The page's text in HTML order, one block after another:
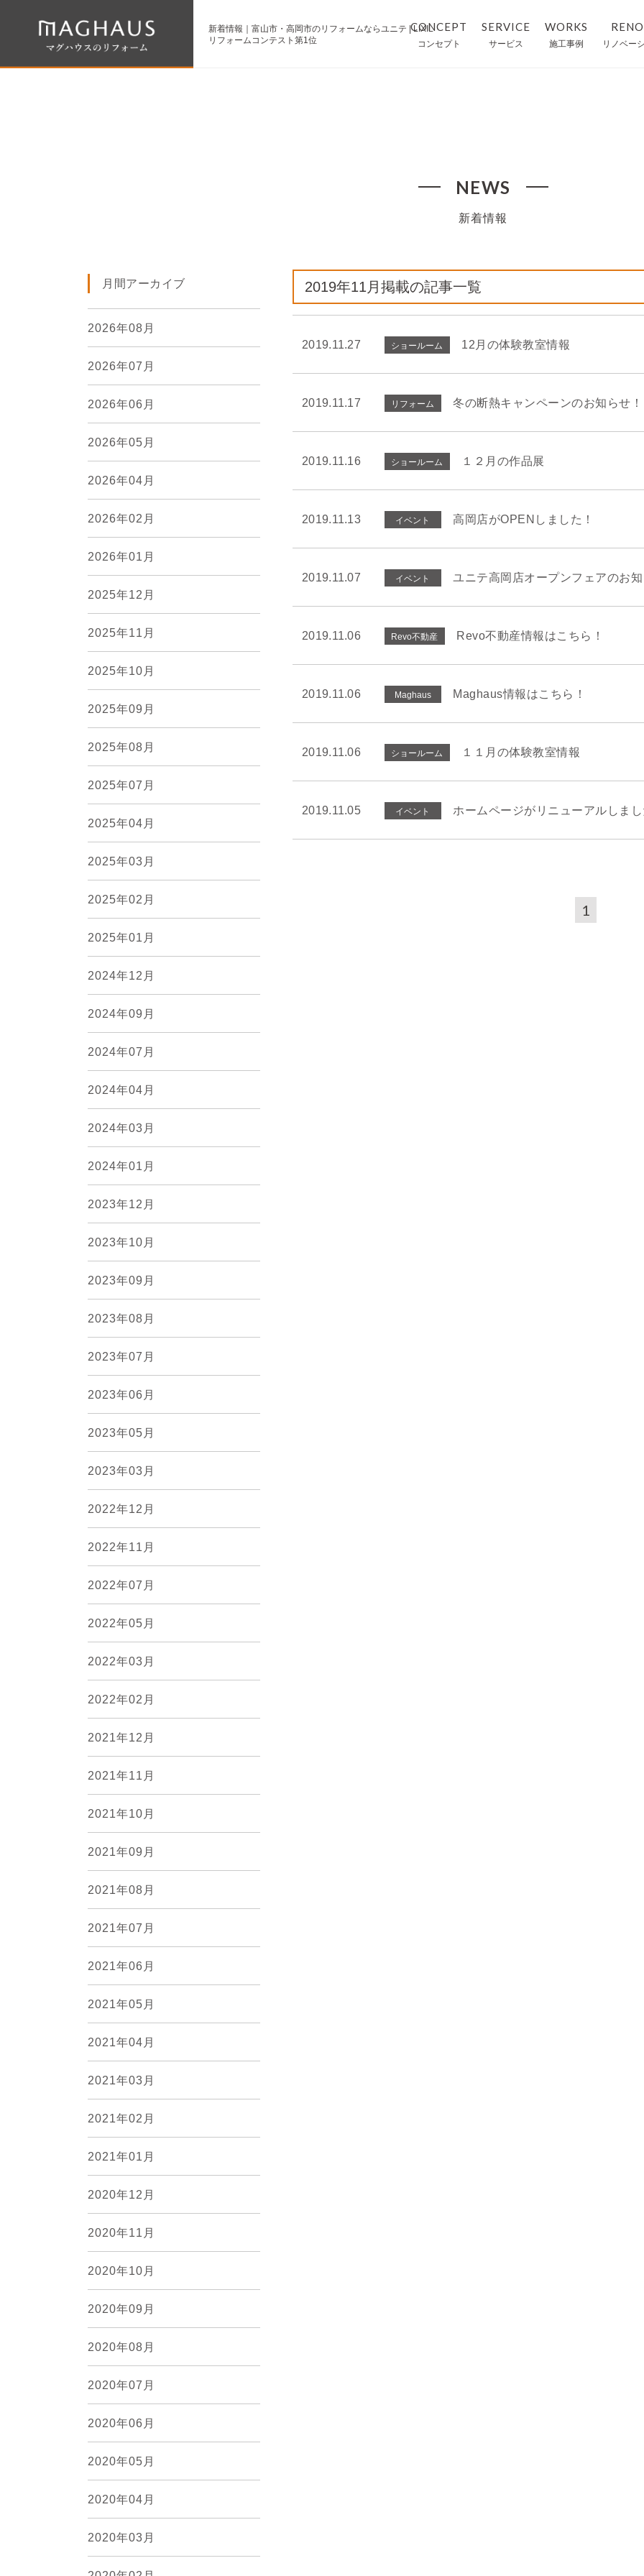
新着情報｜富山市・高岡市のリフォームならユニテ | LIXIL
リフォームコンテスト第1位
CONCEPT
コンセプト
SERVICE
サービス
WORKS
施工事例 リノベー
NEWS
新着情報
2019年11月掲載の記事一覧
2019.11.27 ショールーム 12月の体験教室情報
2019.11.17 リフォーム 冬の断熱キャンペーンのお知らせ！
2019.11.16 ショールーム １２月の作品展
2019.11.13 イベント 高岡店がOPENしました！
2019.11.07 イベント ユニテ高岡店オープンフェアのお
2019.11.06 Revo不動産 Revo不動産情報はこちら！
2019.11.06 Maghaus Maghaus情報はこちら！
2019.11.06 ショールーム １１月の体験教室情報
2019.11.05 イベント ホームページがリニューアルしま
1
月間アーカイブ
2026年08月
2026年07月
2026年06月
2026年05月
2026年04月
2026年02月
2026年01月
2025年12月
2025年11月
2025年10月
2025年09月
2025年08月
2025年07月
2025年04月
2025年03月
2025年02月
2025年01月
2024年12月
2024年09月
2024年07月
2024年04月
2024年03月
2024年01月
2023年12月
2023年10月
2023年09月
2023年08月
2023年07月
2023年06月
2023年05月
2023年03月
2022年12月
2022年11月
2022年07月
2022年05月
2022年03月
2022年02月
2021年12月
2021年11月
2021年10月
2021年09月
2021年08月
2021年07月
2021年06月
2021年05月
2021年04月
2021年03月
2021年02月
2021年01月
2020年12月
2020年11月
2020年10月
2020年09月
2020年08月
2020年07月
2020年06月
2020年05月
2020年04月
2020年03月